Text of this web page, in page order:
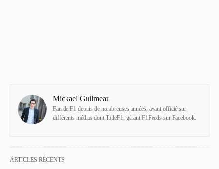
Mickael Guilmeau
Fan de F1 depuis de nombreuses années, ayant officié sur
différents médias dont ToileF1, gérant F1Feeds sur Facebook.
ARTICLES RÉCENTS